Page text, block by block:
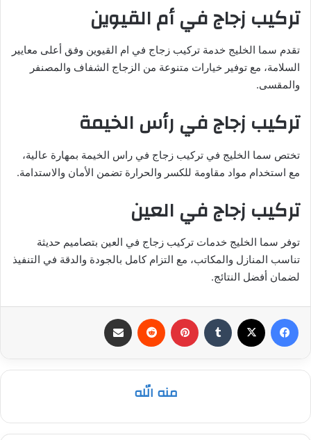
تركيب زجاج في أم القيوين
تقدم سما الخليج خدمة تركيب زجاج في ام القيوين وفق أعلى معايير
السلامة، مع توفير خيارات متنوعة من الزجاج الشفاف والمصنفر
والمقسى.
تركيب زجاج في رأس الخيمة
تختص سما الخليج في تركيب زجاج في راس الخيمة بمهارة عالية،
مع استخدام مواد مقاومة للكسر والحرارة تضمن الأمان والاستدامة.
تركيب زجاج في العين
توفر سما الخليج خدمات تركيب زجاج في العين بتصاميم حديثة
تناسب المنازل والمكاتب، مع التزام كامل بالجودة والدقة في التنفيذ
لضمان أفضل النتائج.
فيسبوك بينتيريست
منه الله